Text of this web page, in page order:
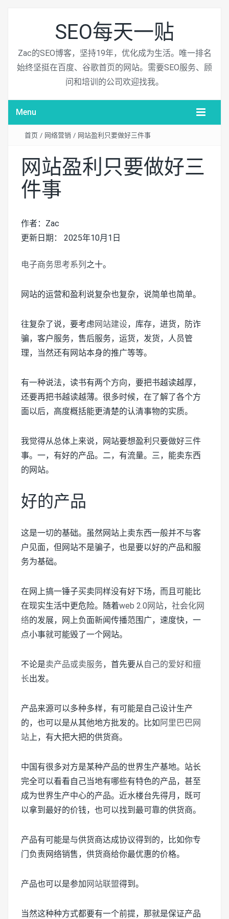
SEO每天一贴
Zac的SEO博客，坚持19年，优化成为生活。唯一排名
始终坚挺在百度、谷歌首页的网站。需要SEO服务、顾
问和培训的公司欢迎找我。
Menu
首页 / 网络营销 / 网站盈利只要做好三件事
网站盈利只要做好三
件事
作者：Zac
更新日期： 2025年10月1日
电子商务思考系列 之十。
网站的运营和盈利说复杂也复杂，说简单也简单。
往复杂了说，要考虑网站建设，库存，进货，防诈
骗，客户服务，售后服务，运货，发货，人员管
理，当然还有网站本身的推广等等。
有一种说法，读书有两个方向，要把书越读越厚，
还要再把书越读越薄。很多时候，在了解了各个方
面以后，高度概括能更清楚的认清事物的实质。
我觉得从总体上来说，网站要想盈利只要做好三件
事。一，有好的产品。二，有流量。三，能卖东西
的网站。
好的产品
这是一切的基础。虽然网站上卖东西一般并不与客
户见面，但网站不是骗子，也是要以好的产品和服
务为基础。
在网上搞一锤子买卖同样没有好下场，而且可能比
在现实生活中更危险。随着web 2.0网站， 社会化网
络的发展，网上负面新闻传播范围广，速度快，一
点小事就可能毁了一个网站。
不论是卖产品或卖服务，首先要从自己的爱好和擅
长出发。
产品来源可以多种多样，有可能是自己设计生产
的，也可以是从其他地方批发的。比如阿里巴巴网
站上，有大把大把的供货商。
中国有很多对方是某种产品的世界生产基地。站长
完全可以看看自己当地有哪些有特色的产品，甚至
成为世界生产中心的产品。近水楼台先得月，既可
以拿到最好的价钱，也可以找到最可靠的供货商。
产品有可能是与供货商达成协议得到的，比如你专
门负责网络销售，供货商给你最优惠的价格。
产品也可以是参加网站联盟得到。
当然这种种方式都要有一个前提，那就是保证产品